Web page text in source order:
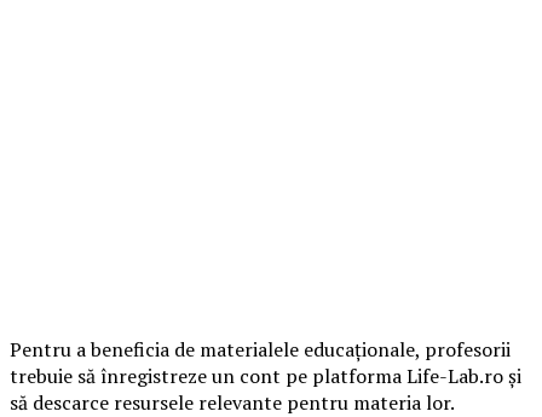
Pentru a beneficia de materialele educaționale, profesorii
trebuie să înregistreze un cont pe platforma Life-Lab.ro și
să descarce resursele relevante pentru materia lor.